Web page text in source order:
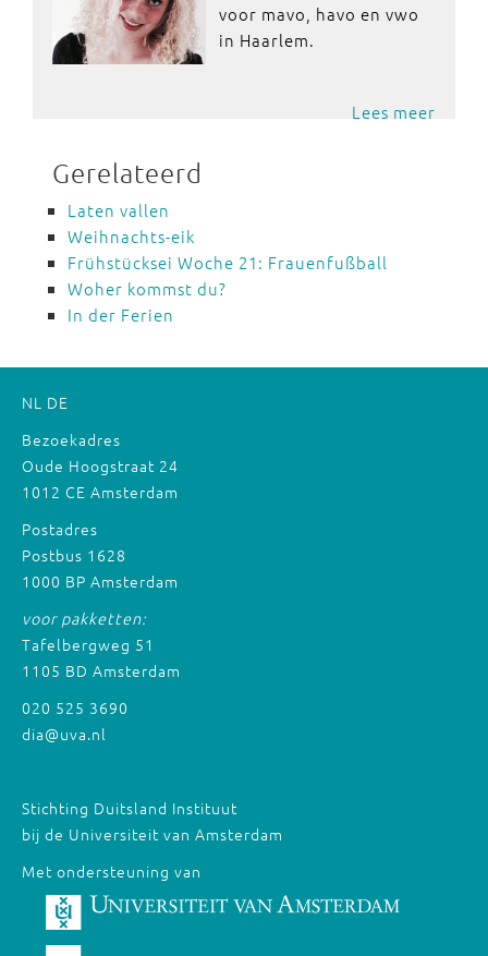
voor mavo, havo en vwo
in Haarlem.
Lees meer
Gerelateerd
Laten vallen
Weihnachts-eik
Frühstücksei Woche 21: Frauenfußball
Woher kommst du?
In der Ferien
NL DE
Bezoekadres
Oude Hoogstraat 24
1012 CE Amsterdam
Postadres
Postbus 1628
1000 BP Amsterdam
voor pakketten:
Tafelbergweg 51
1105 BD Amsterdam
020 525 3690
dia@uva.nl
Stichting Duitsland Instituut
bij de Universiteit van Amsterdam
Met ondersteuning van